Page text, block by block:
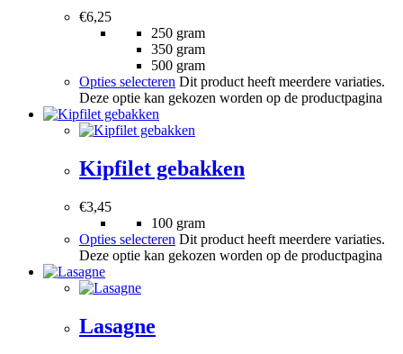
€6,25
250 gram
350 gram
500 gram
Opties selecteren Dit product heeft meerdere variaties.
Deze optie kan gekozen worden op de productpagina
Kipfilet gebakken
€3,45
100 gram
Opties selecteren Dit product heeft meerdere variaties.
Deze optie kan gekozen worden op de productpagina
Lasagne